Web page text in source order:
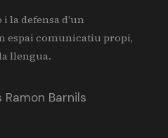
la defensa d’un
espai comunicatiu propi,
llengua.
Barnils